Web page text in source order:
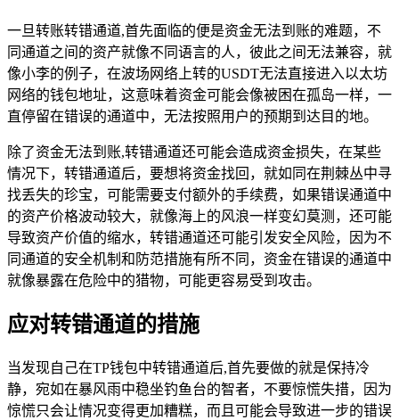
一旦转账转错通道,首先面临的便是资金无法到账的难题，不
同通道之间的资产就像不同语言的人，彼此之间无法兼容，就
像小李的例子，在波场网络上转的USDT无法直接进入以太坊
网络的钱包地址，这意味着资金可能会像被困在孤岛一样，一
直停留在错误的通道中，无法按照用户的预期到达目的地。
除了资金无法到账,转错通道还可能会造成资金损失，在某些
情况下，转错通道后，要想将资金找回，就如同在荆棘丛中寻
找丢失的珍宝，可能需要支付额外的手续费，如果错误通道中
的资产价格波动较大，就像海上的风浪一样变幻莫测，还可能
导致资产价值的缩水，转错通道还可能引发安全风险，因为不
同通道的安全机制和防范措施有所不同，资金在错误的通道中
就像暴露在危险中的猎物，可能更容易受到攻击。
应对转错通道的措施
当发现自己在TP钱包中转错通道后,首先要做的就是保持冷
静，宛如在暴风雨中稳坐钓鱼台的智者，不要惊慌失措，因为
惊慌只会让情况变得更加糟糕，而且可能会导致进一步的错误